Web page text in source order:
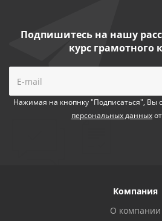
Подпишитесь на нашу
курс грамотного
Нажимая на кнопнку "Подписаться", Вы
персональных данных
Компания
О компании